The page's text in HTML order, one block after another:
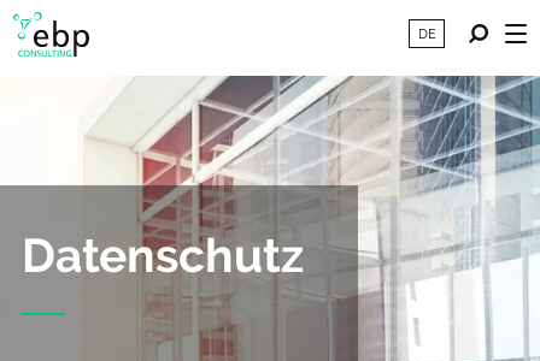
DE
Datenschutz